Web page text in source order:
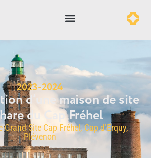
2023-2024
d’une maison de site
du Cap Fréhel
Site Cap Fréhel, Cap d’Erquy,
Plévenon